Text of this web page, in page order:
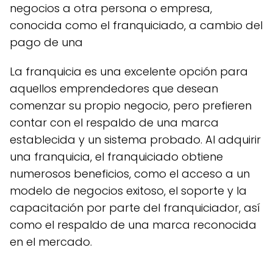
negocios a otra persona o empresa,
conocida como el franquiciado, a cambio del
pago de una
La franquicia es una excelente opción para
aquellos emprendedores que desean
comenzar su propio negocio, pero prefieren
contar con el respaldo de una marca
establecida y un sistema probado. Al adquirir
una franquicia, el franquiciado obtiene
numerosos beneficios, como el acceso a un
modelo de negocios exitoso, el soporte y la
capacitación por parte del franquiciador, así
como el respaldo de una marca reconocida
en el mercado.